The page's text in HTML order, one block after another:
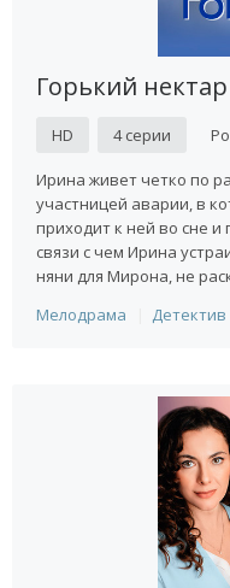
Горький нектар
HD 4 серии
Ирина живет четко по
участницей аварии, в
приходит к ней во сне и
связи с чем Ирина
няни для Мирона, не
Мелодрама
Детектив